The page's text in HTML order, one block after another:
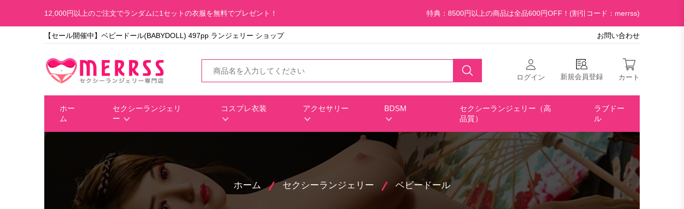
12,000円以上のご注文でランダムに1セットの衣服を無料でプレゼント！ 特典：8500円以上の商品は全品600円OFF！(割引コード：merrss)
【セール開催中】ベビードール(BABYDOLL) 497pp ランジェリー ショップ お問い合わせ
ログイン 新規会員登録 カート
ホー
ム
セクシーランジェリ
ー
コスプレ衣装 アクセサリー BDSM
セクシーランジェリー（高
品質）
ラブドー
ル
ホーム セクシーランジェリー ベビードール